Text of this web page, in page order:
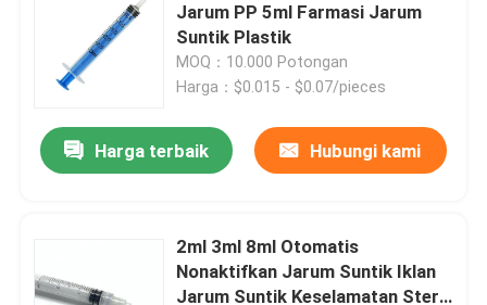
Jarum PP 5ml Farmasi Jarum
Suntik Plastik
MOQ：10.000 Potongan
Harga：$0.015 - $0.07/pieces
Harga terbaik Hubungi kami
2ml 3ml 8ml Otomatis
Nonaktifkan Jarum Suntik Iklan
Jarum Suntik Keselamatan Steril